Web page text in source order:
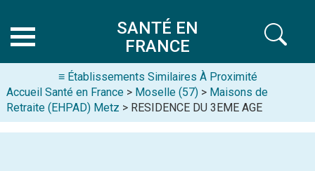
SANTÉ EN
FRANCE
≡ Établissements Similaires À Proximité
Accueil Santé en France > Moselle (57) > Maisons de
Retraite (EHPAD) Metz > RESIDENCE DU 3EME AGE